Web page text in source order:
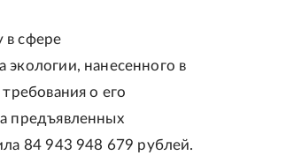
в сфере
нанесенного в
о его
предъявленных
84 943 948 679 рублей.